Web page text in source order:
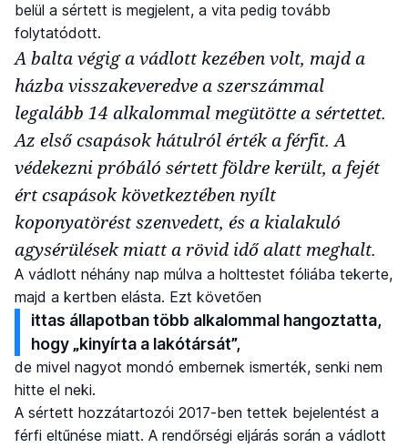
belül a sértett is megjelent, a vita pedig tovább
folytatódott.
A balta végig a vádlott kezében volt, majd a
házba visszakeveredve a szerszámmal
legalább 14 alkalommal megütötte a sértettet.
Az első csapások hátulról érték a férfit. A
védekezni próbáló sértett földre került, a fejét
ért csapások következtében nyílt
koponyatörést szenvedett, és a kialakuló
agysérülések miatt a rövid idő alatt meghalt.
A vádlott néhány nap múlva a holttestet fóliába tekerte,
majd a kertben elásta. Ezt követően
ittas állapotban több alkalommal hangoztatta,
hogy „kinyírta a lakótársát”,
de mivel nagyot mondó embernek ismerték, senki nem
hitte el neki.
A sértett hozzátartozói 2017-ben tettek bejelentést a
férfi eltűnése miatt. A rendőrségi eljárás során a vádlott